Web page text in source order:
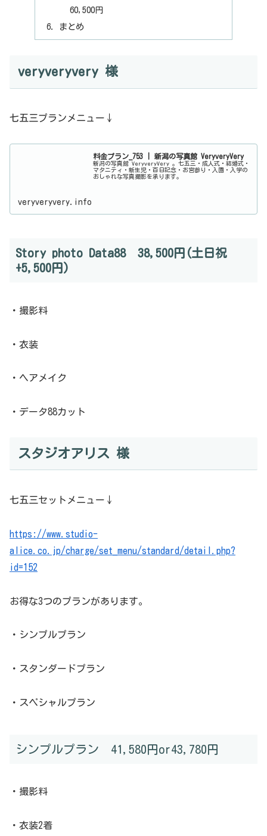
60,500円
まとめ
veryveryvery 様
七五三プランメニュー↓
料金プラン_753 | 新潟の写真館 VeryveryVery
新潟の写真館 VeryveryVery 。七五三・成人式・結婚式・
マタニティ・新生児・百日記念・お宮参り・入園・入学の
おしゃれな写真撮影を承ります。
veryveryvery.info
Story photo Data88 38,500円(土日祝
+5,500円)
・撮影料
・衣装
・ヘアメイク
・データ88カット
スタジオアリス 様
七五三セットメニュー↓
https://www.studio-
alice.co.jp/charge/set_menu/standard/detail.php?
id=152
お得な3つのプランがあります。
・シンプルプラン
・スタンダードプラン
・スペシャルプラン
シンプルプラン 41,580円or43,780円
・撮影料
・衣装2着